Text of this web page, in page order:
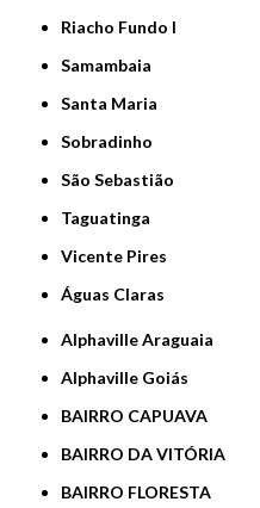
Riacho Fundo I
Samambaia
Santa Maria
Sobradinho
São Sebastião
Taguatinga
Vicente Pires
Águas Claras
Alphaville Araguaia
Alphaville Goiás
BAIRRO CAPUAVA
BAIRRO DA VITÓRIA
BAIRRO FLORESTA